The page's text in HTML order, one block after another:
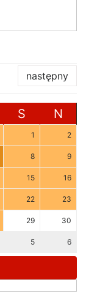
następny
S N
1 2
8 9
15 16
22 23
29 30
5 6